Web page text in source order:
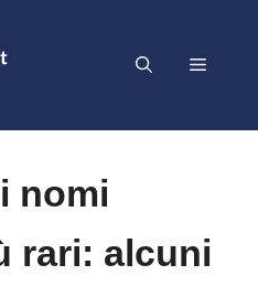
Menu
nomi
rari: alcuni